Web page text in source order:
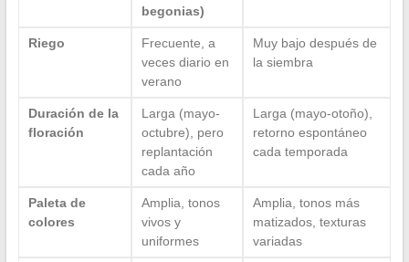
begonias)
Riego
Frecuente, a
veces diario en
verano
Muy bajo después de
la siembra
Duración de la
floración
Larga (mayo-
octubre), pero
replantación
cada año
Larga (mayo-otoño),
retorno espontáneo
cada temporada
Paleta de
colores
Amplia, tonos
vivos y
uniformes
Amplia, tonos más
matizados, texturas
variadas